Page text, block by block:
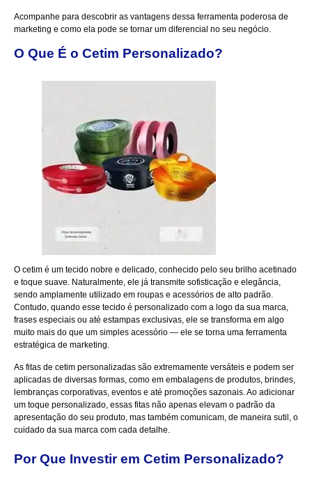
Acompanhe para descobrir as vantagens dessa ferramenta poderosa de
marketing e como ela pode se tornar um diferencial no seu negócio.
O Que É o Cetim Personalizado?
O cetim é um tecido nobre e delicado, conhecido pelo seu brilho acetinado
e toque suave. Naturalmente, ele já transmite sofisticação e elegância,
sendo amplamente utilizado em roupas e acessórios de alto padrão.
Contudo, quando esse tecido é personalizado com a logo da sua marca,
frases especiais ou até estampas exclusivas, ele se transforma em algo
muito mais do que um simples acessório — ele se torna uma ferramenta
estratégica de marketing.
As fitas de cetim personalizadas são extremamente versáteis e podem ser
aplicadas de diversas formas, como em embalagens de produtos, brindes,
lembranças corporativas, eventos e até promoções sazonais. Ao adicionar
um toque personalizado, essas fitas não apenas elevam o padrão da
apresentação do seu produto, mas também comunicam, de maneira sutil, o
cuidado da sua marca com cada detalhe.
Por Que Investir em Cetim Personalizado?